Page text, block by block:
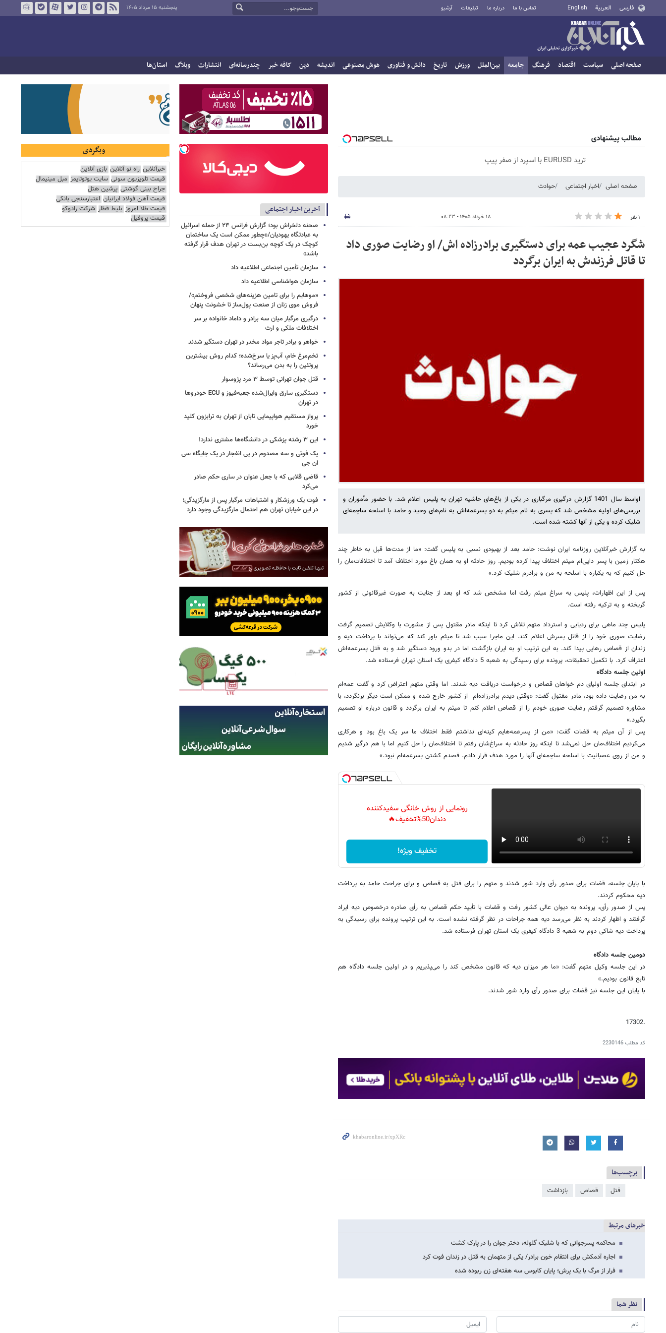
فارسی العربية English تماس با ما درباره ما تبلیغات آرشیو پنجشنبه ۱۵ مرداد ۱۴۰۵
صفحه اصلی سیاست اقتصاد فرهنگ جامعه بین‌الملل ورزش تاریخ دانش و فناوری هوش مصنوعی اندیشه دین کافه خبر چندرسانه‌ای انتشارات وبلاگ استان‌ها
مطالب پیشنهادی
ترید EURUSD با اسپرد از صفر پیپ
صفحه اصلی اخبار اجتماعی حوادث
۱ نفر ۱۸ خرداد ۱۴۰۵ - ۰۸:۲۳
شگرد عجیب عمه برای دستگیری برادرزاده اش/ او رضایت صوری داد
تا قاتل فرزندش به ایران برگردد
اواسط سال 1401 گزارش درگیری مرگباری در یکی از باغ‌های حاشیه تهران به پلیس اعلام شد. با حضور مأموران و
بررسی‌های اولیه مشخص شد که پسری به نام میثم به دو پسرعمه‌اش به نام‌های وحید و حامد با اسلحه ساچمه‌ای
شلیک کرده و یکی از آنها کشته شده است.
به گزارش خبرآنلاین روزنامه ایران نوشت: حامد بعد از بهبودی نسبی به پلیس گفت: «ما از مدت‌ها قبل به خاطر چند
هکتار زمین با پسر دایی‌ام میثم اختلاف پیدا کرده بودیم. روز حادثه او به همان باغ مورد اختلاف آمد تا اختلافات‌مان را
حل کنیم که به یکباره با اسلحه به من و برادرم شلیک کرد.»
پس از این اظهارات، پلیس به سراغ میثم رفت اما مشخص شد که او بعد از جنایت به صورت غیرقانونی از کشور
گریخته و به ترکیه رفته است.
پلیس چند ماهی برای ردیابی و استرداد متهم تلاش کرد تا اینکه مادر مقتول پس از مشورت با وکلایش تصمیم گرفت
رضایت صوری خود را از قاتل پسرش اعلام کند. این ماجرا سبب شد تا میثم باور کند که می‌تواند با پرداخت دیه و
زندان از قصاص رهایی پیدا کند. به این ترتیب او به ایران بازگشت اما در بدو ورود دستگیر شد و به قتل پسرعمه‌اش
اعتراف کرد. با تکمیل تحقیقات، پرونده برای رسیدگی به شعبه 5 دادگاه کیفری یک استان تهران فرستاده شد.
اولین جلسه دادگاه
در ابتدای جلسه اولیای دم خواهان قصاص و درخواست دریافت دیه شدند. اما وقتی متهم اعتراض کرد و گفت عمه‌ام
به من رضایت داده بود، مادر مقتول گفت: «وقتی دیدم برادرزاده‌ام از کشور خارج شده و ممکن است دیگر برنگردد، با
مشاوره تصمیم گرفتم رضایت صوری خودم را از قصاص اعلام کنم تا میثم به ایران برگردد و قانون درباره او تصمیم
بگیرد.»
پس از آن میثم به قضات گفت: «من از پسرعمه‌هایم کینه‌ای نداشتم فقط اختلاف ما سر یک باغ بود و هرکاری
می‌کردیم اختلاف‌مان حل نمی‌شد تا اینکه روز حادثه به سراغ‌شان رفتم تا اختلاف‌مان را حل کنیم اما با هم درگیر شدیم
و من از روی عصبانیت با اسلحه ساچمه‌ای آنها را مورد هدف قرار دادم. قصدم کشتن پسرعمه‌ام نبود.»
رونمایی از روش خانگی سفیدکننده
دندان50%تخفیف🔥
تخفیف ویژه!
با پایان جلسه، قضات برای صدور رأی وارد شور شدند و متهم را برای قتل به قصاص و برای جراحت حامد به پرداخت
دیه محکوم کردند.
پس از صدور رأی، پرونده به دیوان عالی کشور رفت و قضات با تأیید حکم قصاص به رأی صادره درخصوص دیه ایراد
گرفتند و اظهار کردند به نظر می‌رسد دیه همه جراحات در نظر گرفته نشده است. به این ترتیب پرونده برای رسیدگی به
پرداخت دیه شاکی دوم به شعبه 3 دادگاه کیفری یک استان تهران فرستاده شد.
دومین جلسه دادگاه
در این جلسه وکیل متهم گفت: «ما هر میزان دیه که قانون مشخص کند را می‌پذیریم و در اولین جلسه دادگاه هم
تابع قانون بودیم.»
با پایان این جلسه نیز قضات برای صدور رأی وارد شور شدند.
.17302
کد مطلب2230146
برچسب‌ها
قتل قصاص بازداشت
خبرهای مرتبط
محاکمه پسرجوانی که با شلیک گلوله، دختر جوان را در پارک کشت
اجاره آدمکش برای انتقام خون برادر/ یکی از متهمان به قتل در زندان فوت کرد
فرار از مرگ با یک پرش؛ پایان کابوس سه‌ هفته‌ای زن ربوده‌ شده
نظر شما
آخرین اخبار اجتماعی
صحنه دلخراش بود؛ گزارش فرانس ۲۴ از حمله اسرائیل
به عبادتگاه یهودیان/«چطور ممکن است یک ساختمان
کوچک در یک کوچه بن‌بست در تهران هدف قرار گرفته
باشد»
سازمان تأمین اجتماعی اطلاعیه داد
سازمان هواشناسی اطلاعیه داد
«موهایم را برای تامین هزینه‌های شخصی فروختم»/
فروش موی زنان از صنعت پول‌ساز تا خشونت پنهان
درگیری مرگبار میان سه برادر و داماد خانواده بر سر
اختلافات ملکی و ارث
خواهر و برادر تاجر مواد مخدر در تهران دستگیر شدند
تخم‌مرغ خام، آب‌پز یا سرخ‌شده؛ کدام روش بیشترین
پروتئین را به بدن می‌رساند؟
قتل جوان تهرانی توسط ۳ مرد پژوسوار
دستگیری سارق وایرال‌شده جعبه‌فیوز و ECU خودروها
در تهران
پرواز مستقیم هواپیمایی تابان از تهران به ترابزون کلید
خورد
این ۳ رشته پزشکی در دانشگاه‌ها مشتری ندارد!
یک فوتی و سه مصدوم در پی انفجار در یک جایگاه سی
ان جی
قاضی قلابی که با جعل عنوان در ساری حکم صادر
می‌کرد
فوت یک ورزشکار و اشتباهات مرگبار پس از مارگزیدگی؛
در این خیابان تهران هم احتمال مارگزیدگی وجود دارد
وبگردی
خبرآنلاین راه نو آنلاین بازی آنلاین
قیمت تلویزیون سونی سایت یوتوتایمز مبل مینیمال
جراح بینی گوشتی پرشین هتل
قیمت آهن فولاد ایرانیان اعتبارسنجی بانکی
قیمت طلا امروز بلیط قطار شرکت رادوکو
قیمت پروفیل